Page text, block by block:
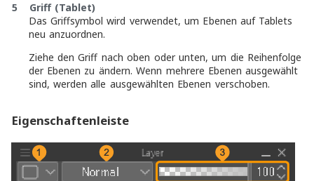
5 Griff (Tablet)
Das Griffsymbol wird verwendet, um Ebenen auf Tablets
neu anzuordnen.
Ziehe den Griff nach oben oder unten, um die Reihenfolge
der Ebenen zu ändern. Wenn mehrere Ebenen ausgewählt
sind, werden alle ausgewählten Ebenen verschoben.
Eigenschaftenleiste